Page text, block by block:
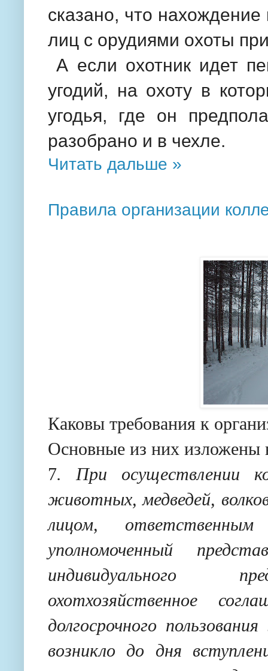
сказано, что нахождение
лиц с орудиями охоты
А если охотник идет
угодий, на охоту в
угодья, где он
разобрано и в чехле.
Читать дальше »
Правила организации
Каковы требования к
Основные из них изложены
7. При осуществлении
животных, медведей,
лицом,
уполномоченный
индивидуального
охотхозяйственное
долгосрочного
возникло до дня